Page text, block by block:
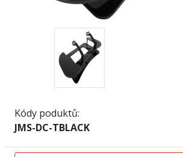
Kódy poduktů:
JMS-DC-TBLACK